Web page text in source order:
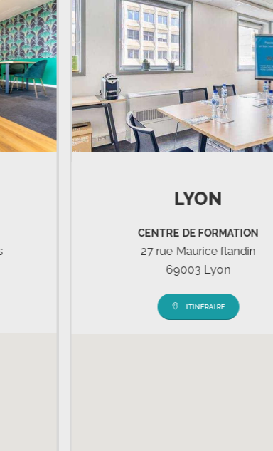
LYON
CENTRE DE FORMATION
27 rue Maurice flandin
69003 Lyon
ITINÉRAIRE